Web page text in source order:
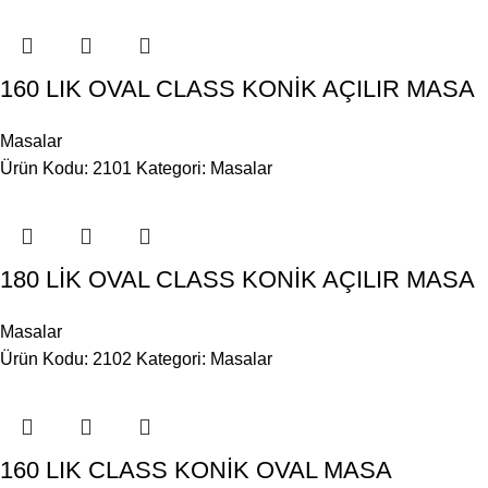
160 LIK OVAL CLASS KONİK AÇILIR MASA
Masalar
Ürün Kodu: 2101 Kategori: Masalar
180 LİK OVAL CLASS KONİK AÇILIR MASA
Masalar
Ürün Kodu: 2102 Kategori: Masalar
160 LIK CLASS KONİK OVAL MASA